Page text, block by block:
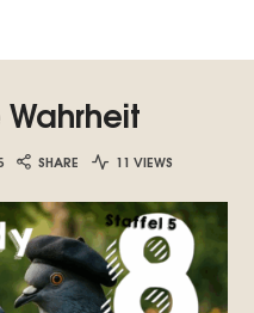
Wahrheit
SHARE 11 VIEWS